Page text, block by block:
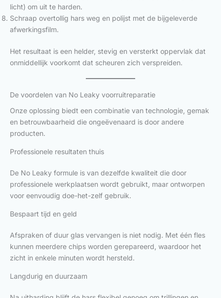
licht) om uit te harden.
Schraap overtollig hars weg en polijst met de bijgeleverde
afwerkingsfilm.
Het resultaat is een helder, stevig en versterkt oppervlak dat
onmiddellijk voorkomt dat scheuren zich verspreiden.
De voordelen van No Leaky voorruitreparatie
Onze oplossing biedt een combinatie van technologie, gemak
en betrouwbaarheid die ongeëvenaard is door andere
producten.
Professionele resultaten thuis
De No Leaky formule is van dezelfde kwaliteit die door
professionele werkplaatsen wordt gebruikt, maar ontworpen
voor eenvoudig doe-het-zelf gebruik.
Bespaart tijd en geld
Afspraken of duur glas vervangen is niet nodig. Met één fles
kunnen meerdere chips worden gerepareerd, waardoor het
zicht in enkele minuten wordt hersteld.
Langdurig en duurzaam